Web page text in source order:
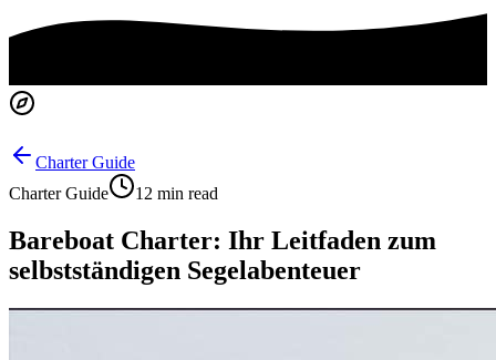
Charter Guide
Charter Guide
12 min read
Bareboat Charter: Ihr Leitfaden zum
selbstständigen Segelabenteuer